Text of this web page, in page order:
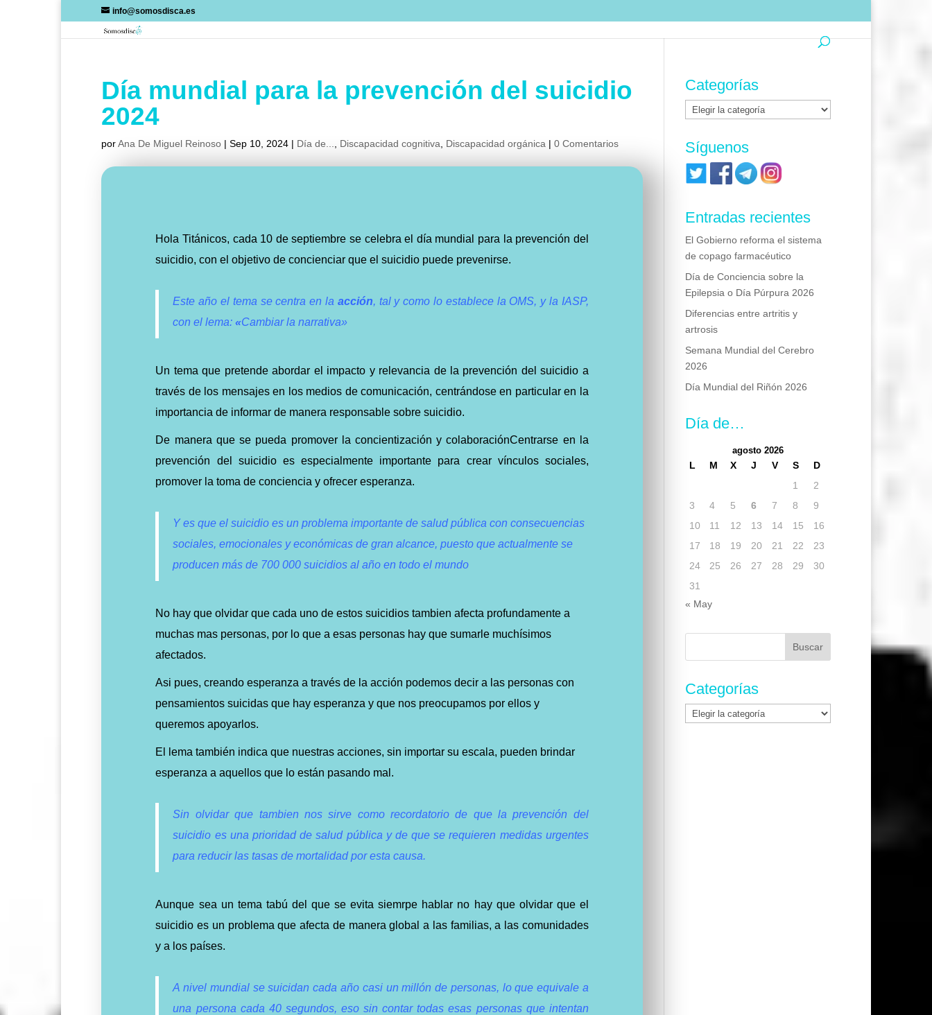
info@somosdisca.es
Día mundial para la prevención del suicidio
2024
porAna De Miguel Reinoso |Sep 10, 2024 | Día de... Discapacidad cognitiva Discapacidad orgánica |0 Comentarios
Hola Titánicos, cada 10 de septiembre se celebra el día mundial para la prevención del
suicidio, con el objetivo de concienciar que el suicidio puede prevenirse.
Este año el tema se centra en la acción, tal y como lo establece la OMS, y la IASP,
con el lema:«Cambiar la narrativa»
Un tema que pretende abordar el impacto y relevancia de la prevención del suicidio a
través de los mensajes en los medios de comunicación, centrándose en particular en la
importancia de informar de manera responsable sobre suicidio.
De manera que se pueda promover la concientización y colaboraciónCentrarse en la
prevención del suicidio es especialmente importante para crear vínculos sociales,
promover la toma de conciencia y ofrecer esperanza.
Y es que el suicidio es un problema importante de salud pública con consecuencias
sociales, emocionales y económicas de gran alcance, puesto que actualmente se
producen más de 700 000 suicidios al año en todo el mundo
No hay que olvidar que cada uno de estos suicidios tambien afecta profundamente a
muchas mas personas, por lo que a esas personas hay que sumarle muchísimos
afectados.
Asi pues, creando esperanza a través de la acción podemos decir a las personas con
pensamientos suicidas que hay esperanza y que nos preocupamos por ellos y
queremos apoyarlos.
El lema también indica que nuestras acciones, sin importar su escala, pueden brindar
esperanza a aquellos que lo están pasando mal.
Sin olvidar que tambien nos sirve como recordatorio de que la prevención del
suicidio es una prioridad de salud pública y de que se requieren medidas urgentes
para reducir las tasas de mortalidad por esta causa.
Aunque sea un tema tabú del que se evita siemrpe hablar no hay que olvidar que el
suicidio es un problema que afecta de manera global a las familias, a las comunidades
y a los países.
A nivel mundial se suicidan cada año casi un millón de personas, lo que equivale a
una persona cada 40 segundos, eso sin contar todas esas personas que intentan
Categorías
Categorías
Síguenos
Entradas recientes
El Gobierno reforma el sistema
de copago farmacéutico
Día de Conciencia sobre la
Epilepsia o Día Púrpura 2026
Diferencias entre artritis y
artrosis
Semana Mundial del Cerebro
2026
Día Mundial del Riñón 2026
Día de…
agosto 2026
L M X J V S
D
1
2
3
4 5 6 7 8
9
10
11 12 13 14 15
16
17
18 19 20 21 22
23
24
25 26 27 28 29
30
31
« May
Buscar:
Categorías
Categorías